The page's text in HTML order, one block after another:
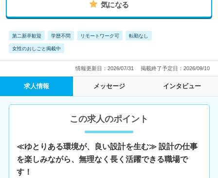
気になる
第二新卒歓迎 学歴不問 リモートワーク可 転勤なし
女性のおしごと掲載中
情報更新日：2026/07/31 掲載終了予定日：2026/09/10
求人情報 メッセージ インタビュー
この求人のポイント
≪ゆとりある環境が、良い設計を生む≫ 設計の仕事
を楽しみながら、無理なく長く活躍できる職場で
す！